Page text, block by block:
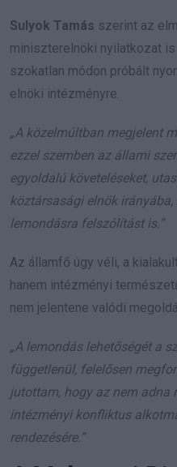
Sulyok Tamás szerint az
miniszterelnöki nyilatkozat
szokatlan módon próbált
elnöki intézményre.
„A közelmúltban megjelent
ezzel szemben az állami
egyoldalú követeléseket,
köztársasági elnök
lemondásra felszólítást is.”
Az államfő úgy véli, a
hanem intézményi
nem jelentene valódi
„A lemondás lehetőségét a
függetlenül, felelősen
jutottam, hogy az nem adna
intézményi konfliktus
rendezésére.”